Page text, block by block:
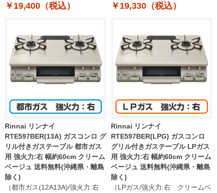
￥19,400（税込） ￥19,330（税込）
Rinnai リンナイ
RTE597BER(13A) ガスコンロ グ
リル付きガステーブル 都市ガス
用 強火力:右 幅約60cm クリーム
ベージュ 送料無料(沖縄県・離島
除く)
（都市ガス(12A13A)/強火力:右
Rinnai リンナイ
RTE597BER(LPG) ガスコンロ
グリル付きガステーブル LPガス
用 強火力:右 幅約60cm クリーム
ベージュ 送料無料(沖縄県・離島
除く)
（LPガス/強火力:右 クリームベ